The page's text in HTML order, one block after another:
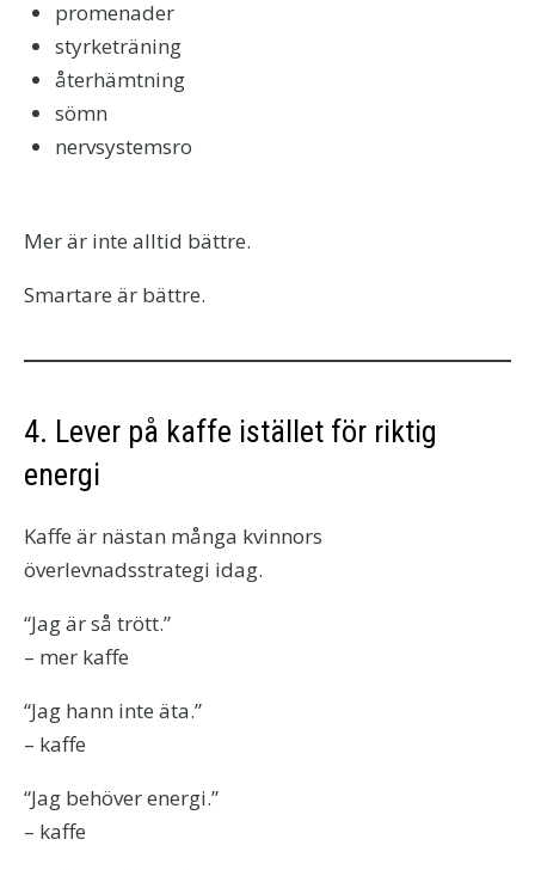
promenader
styrketräning
återhämtning
sömn
nervsystemsro
Mer är inte alltid bättre.
Smartare är bättre.
4. Lever på kaffe istället för riktig
energi
Kaffe är nästan många kvinnors
överlevnadsstrategi idag.
“Jag är så trött.”
– mer kaffe
“Jag hann inte äta.”
– kaffe
“Jag behöver energi.”
– kaffe